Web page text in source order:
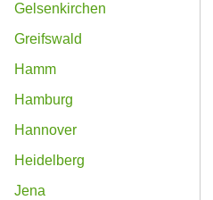
Gelsenkirchen
Greifswald
Hamm
Hamburg
Hannover
Heidelberg
Jena